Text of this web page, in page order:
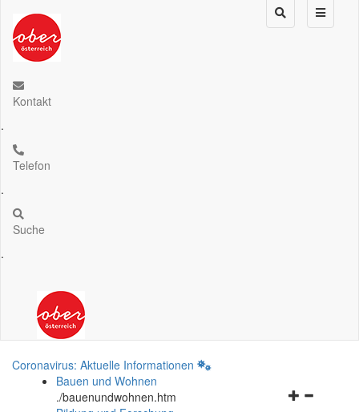
Kontakt
.
Telefon
.
Suche
.
Coronavirus: Aktuelle Informationen
Bauen und Wohnen
./bauenundwohnen.htm